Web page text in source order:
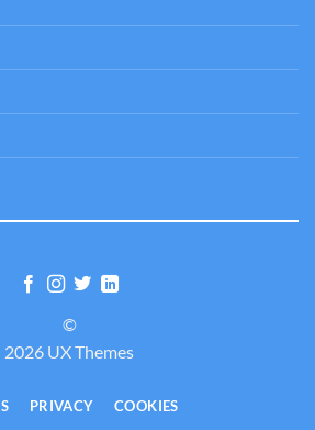
©
2026 UX Themes
PRIVACY COOKIES